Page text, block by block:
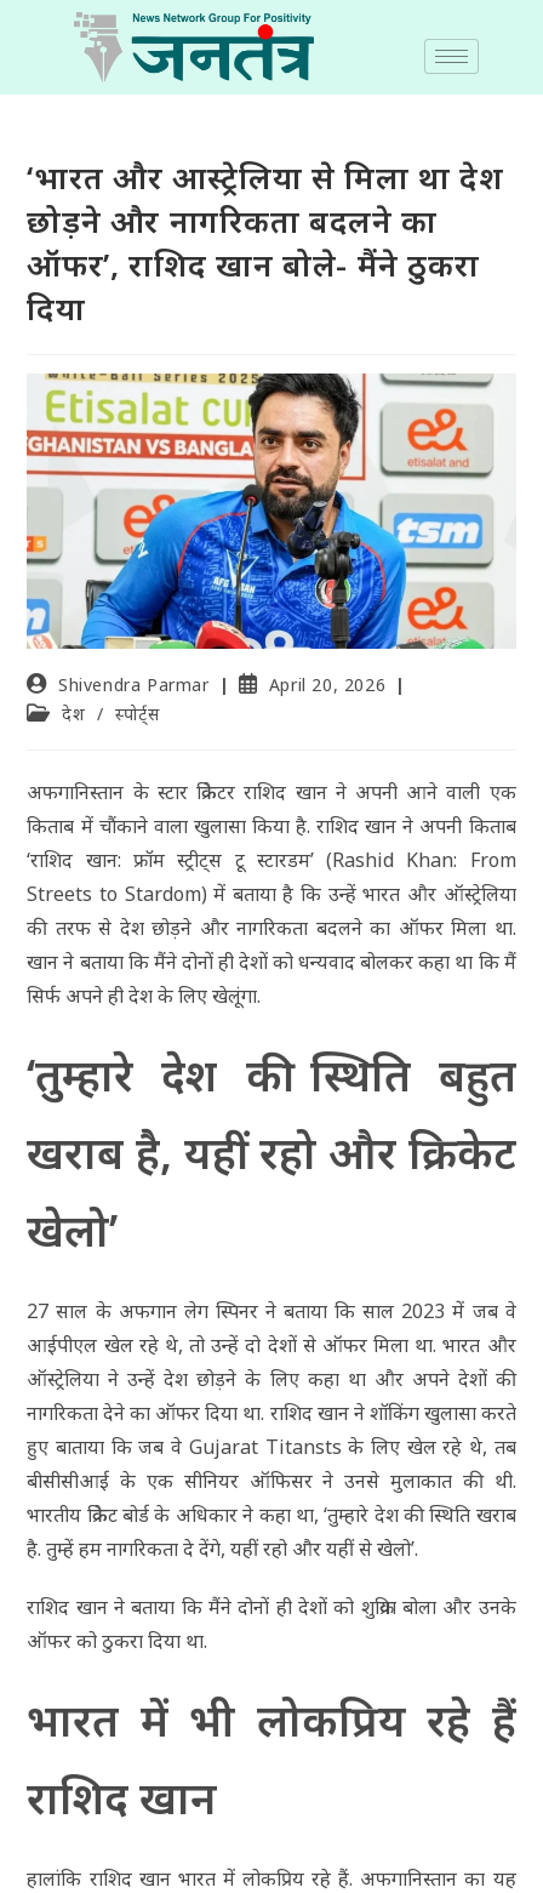
‘भारत और आस्ट्रेलिया से मिला था देश
छोड़ने और नागरिकता बदलने का
ऑफर’, राशिद खान बोले- मैंने ठुकरा
दिया
Shivendra Parmar
April 20, 2026
देश / स्पोर्ट्स
अफगानिस्तान के स्टार क्रिकेटर राशिद खान ने अपनी आने वाली एक
किताब में चौंकाने वाला खुलासा किया है. राशिद खान ने अपनी किताब
‘राशिद खान: फ्रॉम स्ट्रीट्स टू स्टारडम’ (Rashid Khan: From
Streets to Stardom) में बताया है कि उन्हें भारत और ऑस्ट्रेलिया
की तरफ से देश छोड़ने और नागरिकता बदलने का ऑफर मिला था.
खान ने बताया कि मैंने दोनों ही देशों को धन्यवाद बोलकर कहा था कि मैं
सिर्फ अपने ही देश के लिए खेलूंगा.
‘तुम्हारे देश की स्थिति बहुत
खराब है, यहीं रहो और क्रिकेट
खेलो’
27 साल के अफगान लेग स्पिनर ने बताया कि साल 2023 में जब वे
आईपीएल खेल रहे थे, तो उन्हें दो देशों से ऑफर मिला था. भारत और
ऑस्ट्रेलिया ने उन्हें देश छोड़ने के लिए कहा था और अपने देशों की
नागरिकता देने का ऑफर दिया था. राशिद खान ने शॉकिंग खुलासा करते
हुए बाताया कि जब वे Gujarat Titansts के लिए खेल रहे थे, तब
बीसीसीआई के एक सीनियर ऑफिसर ने उनसे मुलाकात की थी.
भारतीय क्रिकेट बोर्ड के अधिकार ने कहा था, ‘तुम्हारे देश की स्थिति खराब
है. तुम्हें हम नागरिकता दे देंगे, यहीं रहो और यहीं से खेलो’.
राशिद खान ने बताया कि मैंने दोनों ही देशों को शुक्रिया बोला और उनके
ऑफर को ठुकरा दिया था.
भारत में भी लोकप्रिय रहे हैं
राशिद खान
हालांकि राशिद खान भारत में लोकप्रिय रहे हैं. अफगानिस्तान का यह